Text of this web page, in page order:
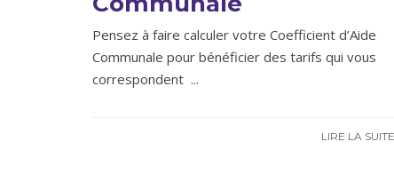
Pensez à faire calculer votre Coefficient d’Aide
Communale pour bénéficier des tarifs qui vous
correspondent ...
LIRE LA